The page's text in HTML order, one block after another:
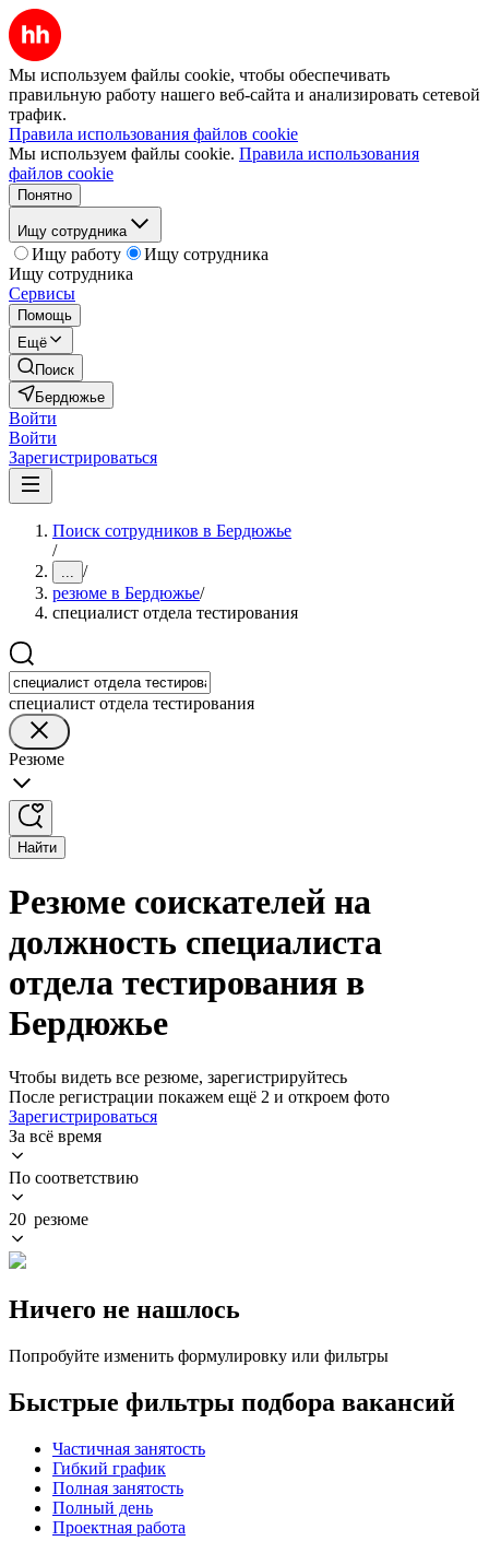
Мы используем файлы cookie, чтобы обеспечивать
правильную работу нашего веб-сайта и анализировать сетевой
трафик.
Правила использования файлов cookie
Мы используем файлы cookie. Правила использования
файлов cookie
Понятно
Ищу сотрудника
Ищу работу
Ищу сотрудника
Ищу сотрудника
Сервисы
Помощь
Ещё
Поиск
Бердюжье
Войти
Войти
Зарегистрироваться
Поиск сотрудников в Бердюжье
/
... /
резюме в Бердюжье/
специалист отдела тестирования
специалист отдела тестирования
Резюме
Найти
Резюме соискателей на
должность специалиста
отдела тестирования в
Бердюжье
Чтобы видеть все резюме, зарегистрируйтесь
После регистрации покажем ещё 2 и откроем фото
Зарегистрироваться
За всё время
По соответствию
20 резюме
Ничего не нашлось
Попробуйте изменить формулировку или фильтры
Быстрые фильтры подбора вакансий
Частичная занятость
Гибкий график
Полная занятость
Полный день
Проектная работа